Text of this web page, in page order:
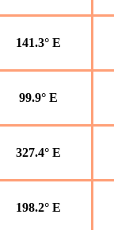
141.3° E
99.9° E
327.4° E
198.2° E